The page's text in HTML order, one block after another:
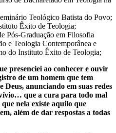
Teológico Batista do Povo;
Êxito de Teologia;
Pós-Graduação em Filosofia
e Teologia Contemporânea e
do Instituto Êxito de Teologia;
presenciei ao conhecer e ouvir
de um homem que tem
Deus, anunciando em suas redes
que a cura para todo mal
nela existe aquilo que
além de dar respostas a todas